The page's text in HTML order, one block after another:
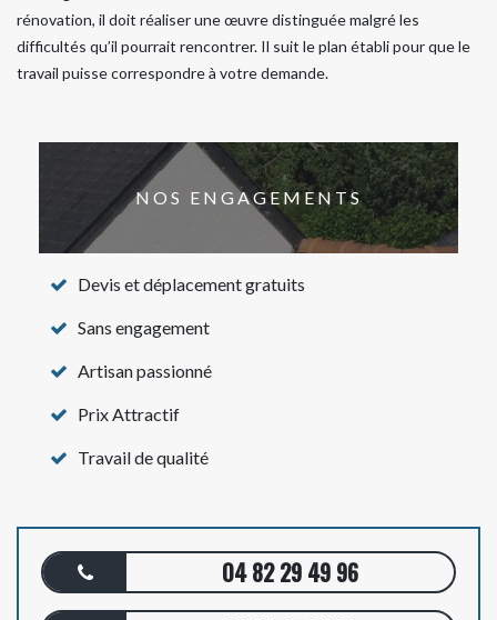
rénovation, il doit réaliser une œuvre distinguée malgré les
difficultés qu’il pourrait rencontrer. Il suit le plan établi pour que le
travail puisse correspondre à votre demande.
NOS ENGAGEMENTS
Devis et déplacement gratuits
Sans engagement
Artisan passionné
Prix Attractif
Travail de qualité
04 82 29 49 96